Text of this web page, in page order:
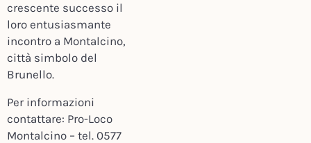
crescente successo il
loro entusiasmante
incontro a Montalcino,
città simbolo del
Brunello.
Per informazioni
contattare: Pro-Loco
Montalcino – tel. 0577